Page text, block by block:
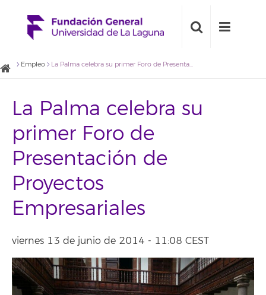
Empleo La Palma celebra su primer Foro de Presentación de Proyectos Empresariales
La Palma celebra su
primer Foro de
Presentación de
Proyectos
Empresariales
viernes 13 de junio de 2014 - 11:08 CEST